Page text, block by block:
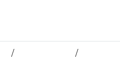
/ /